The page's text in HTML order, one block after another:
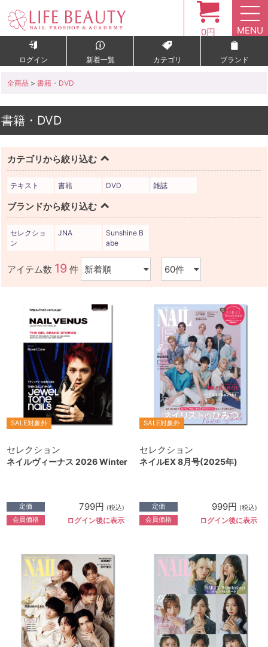
0円 MENU
ログイン 新着一覧 カテゴリ ブランド
全商品 > 書籍・DVD
書籍・DVD
カテゴリから絞り込む
テキスト 書籍 DVD 雑誌
ブランドから絞り込む
セレクショ
ン
JNA
Sunshine B
abe
アイテム数 19 件
SALE対象外
セレクション
ネイルヴィーナス 2026 Winter
定価 799円 (税込)
会員価格 ログイン後に表示
SALE対象外
セレクション
ネイルEX 8月号(2025年)
定価 999円 (税込)
会員価格 ログイン後に表示